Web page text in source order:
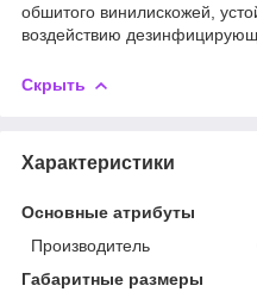
обшитого винилискожей,
воздействию
Скрыть
Характеристики
Основные атрибуты
Производитель
Габаритные размеры